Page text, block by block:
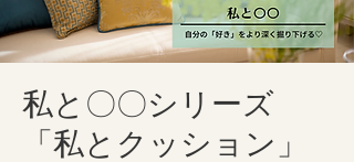
私と〇〇シリーズ
「私とクッション」